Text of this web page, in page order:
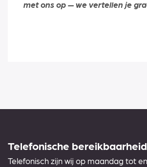
met ons op — we vertellen je
Telefonische bereikbaarheid
Telefonisch zijn wij op maandag tot